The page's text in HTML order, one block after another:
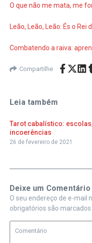
O que não me mata, me
Leão, Leão, Leão: És o Rei
Combatendo a raiva:
Compartilhe
Leia também
Tarot cabalístico:
incoerências
26 de fevereiro de 2021
Deixe um Comentário
O seu endereço de e-mail
obrigatórios são